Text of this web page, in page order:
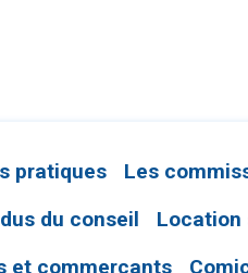
pratiques Les
du conseil
Location
et commerçants